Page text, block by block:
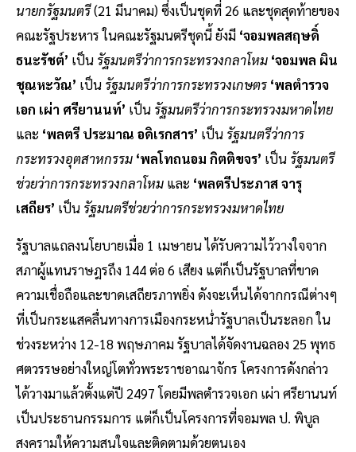
นายกรัฐมนตรี(21 มีนาคม) ซึ่งเป็นชุดที่ 26 และชุดสุดท้ายของ
คณะรัฐประหาร ในคณะรัฐมนตรีชุดนี้ ยังมี ‘จอมพลสฤษดิ์
ธนะรัชต์’ เป็น รัฐมนตรีว่าการกระทรวงกลาโหม ‘จอมพล ผิน
ชุณหะวัณ’ เป็น รัฐมนตรีว่าการกระทรวงเกษตร ‘พลตำรวจ
เอก เผ่า ศรียานนท์’ เป็น รัฐมนตรีว่าการกระทรวงมหาดไทย
และ ‘พลตรี ประมาณ อดิเรกสาร’ เป็น รัฐมนตรีว่าการ
กระทรวงอุตสาหกรรม ‘พลโทถนอม กิตติขจร’ เป็น รัฐมนตรี
ช่วยว่าการกระทรวงกลาโหม และ ‘พลตรีประภาส จารุ
เสถียร’ เป็น รัฐมนตรีช่วยว่าการกระทรวงมหาดไทย
รัฐบาลแถลงนโยบายเมื่อ 1 เมษายน ได้รับความไว้วางใจจาก
สภาผู้แทนราษฎรถึง 144 ต่อ 6 เสียง แต่ก็เป็นรัฐบาลที่ขาด
ความเชื่อถือและขาดเสถียรภาพยิ่ง ดังจะเห็นได้จากกรณีต่างๆ
ที่เป็นกระแสคลื่นทางการเมืองกระหน่ำรัฐบาลเป็นระลอก ใน
ช่วงระหว่าง 12-18 พฤษภาคม รัฐบาลได้จัดงานฉลอง 25 พุทธ
ศตวรรษอย่างใหญ่โตทั่วพระราชอาณาจักร โครงการดังกล่าว
ได้วางมาแล้วตั้งแต่ปี 2497 โดยมีพลตำรวจเอก เผ่า ศรียานนท์
เป็นประธานกรรมการ แต่ก็เป็นโครงการที่จอมพล ป. พิบูล
สงครามให้ความสนใจและติดตามด้วยตนเอง